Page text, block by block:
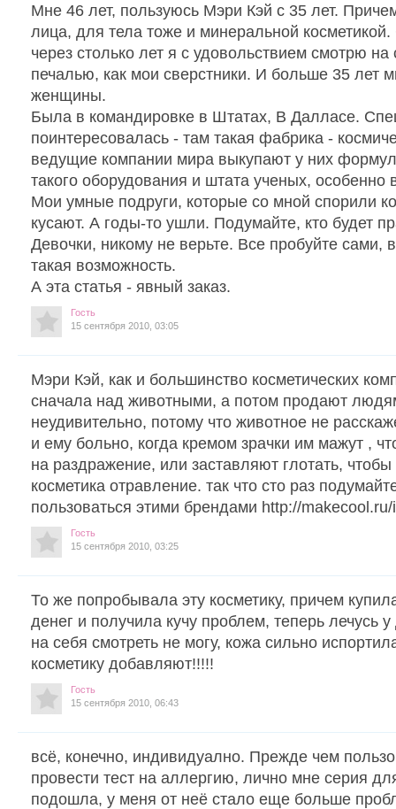
Мне 46 лет, пользуюсь Мэри Кэй с 35 лет.
лица, для тела тоже и минеральной
через столько лет я с удовольствием смотрю на
печалью, как мои сверстники. И больше 35 лет
женщины.
Была в командировке в Штатах, В Далласе.
поинтересовалась - там такая фабрика -
ведущие компании мира выкупают у них
такого оборудования и штата ученых, особенно
Мои умные подруги, которые со мной спорили
кусают. А годы-то ушли. Подумайте, кто будет
Девочки, никому не верьте. Все пробуйте сами,
такая возможность.
А эта статья - явный заказ.
Гость
15 сентября 2010, 03:05
Мэри Кэй, как и большинство косметических
сначала над животными, а потом продают
неудивительно, потому что животное не
и ему больно, когда кремом зрачки им мажут ,
на раздражение, или заставляют глотать, чтобы
косметика отравление. так что сто раз
пользоваться этими брендами http://
Гость
15 сентября 2010, 03:25
То же попробывала эту косметику, причем
денег и получила кучу проблем, теперь лечусь
на себя смотреть не могу, кожа сильно
косметику добавляют!!!!!
Гость
15 сентября 2010, 06:43
всё, конечно, индивидуално. Прежде чем
провести тест на аллергию, лично мне серия
подошла, у меня от неё стало еще больше